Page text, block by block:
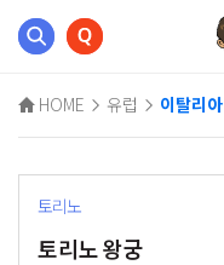
HOME 유럽 이탈리아
토리노
토리노 왕궁